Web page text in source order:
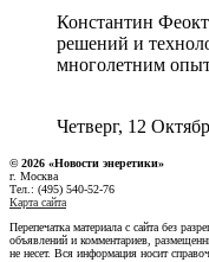
Константин
решений и
многолетним
Четверг, 12
© 2026 «Новости энеретики»
г. Москва
Тел.: (495) 540-52-76
Карта сайта
Перепечатка материала с сайта без
объявлений и комментариев,
не несет. Вся информация носит